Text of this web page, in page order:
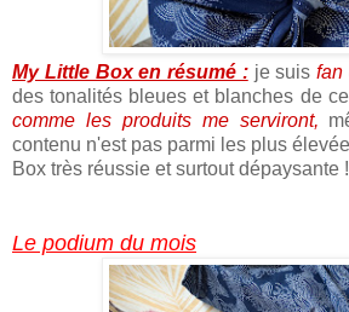
My Little Box en résumé :je suis fan
des tonalités bleues et blanches de
comme les produits me serviront,
contenu n'est pas parmi les plus
Box très réussie et surtout dépaysante !
Le podium du mois